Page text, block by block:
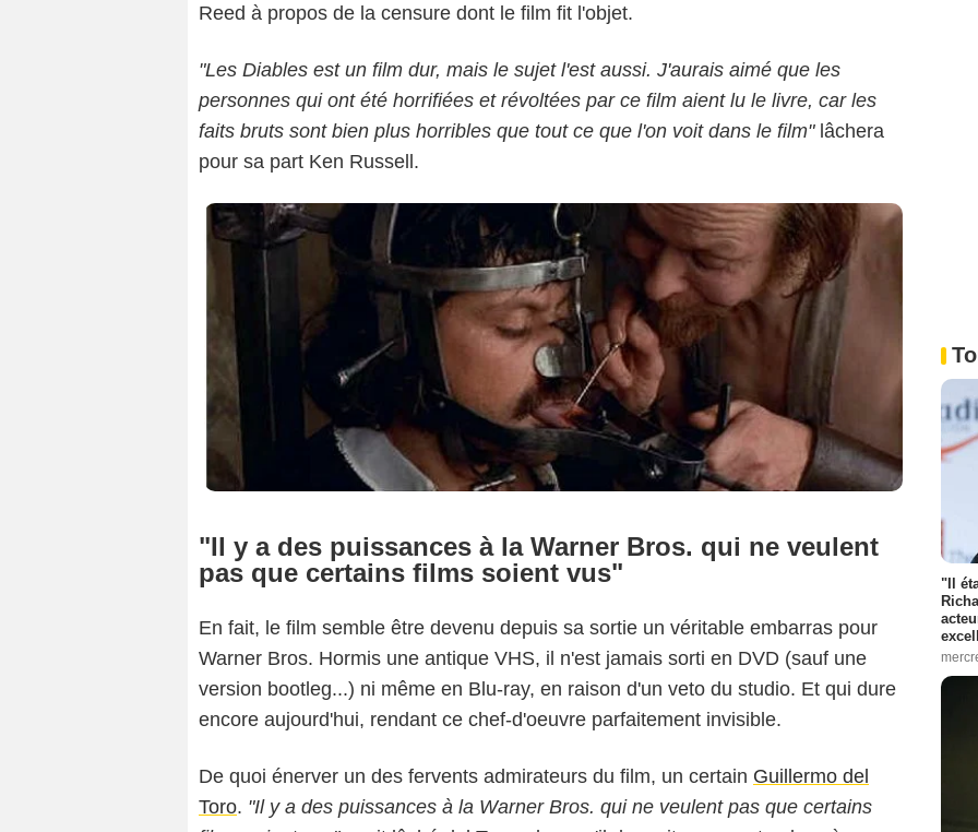
Reed à propos de la censure dont le film fit l'objet.
"Les Diables est un film dur, mais le sujet l'est aussi. J'aurais aimé que les
personnes qui ont été horrifiées et révoltées par ce film aient lu le livre, car les
faits bruts sont bien plus horribles que tout ce que l'on voit dans le film"lâchera
pour sa part Ken Russell.
"Il y a des puissances à la Warner Bros. qui ne veulent
pas que certains films soient vus"
En fait, le film semble être devenu depuis sa sortie un véritable embarras pour
Warner Bros. Hormis une antique VHS, il n'est jamais sorti en DVD (sauf une
version bootleg...) ni même en Blu-ray, en raison d'un veto du studio. Et qui dure
encore aujourd'hui, rendant ce chef-d'oeuvre parfaitement invisible.
De quoi énerver un des fervents admirateurs du film, un certain Guillermo del
Toro. "Il y a des puissances à la Warner Bros. qui ne veulent pas que certains
"Il